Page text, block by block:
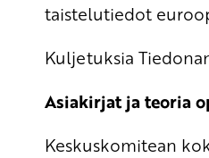
taistelutiedot
Kuljetuksia
Asiakirjat ja teoria
Keskuskomitean